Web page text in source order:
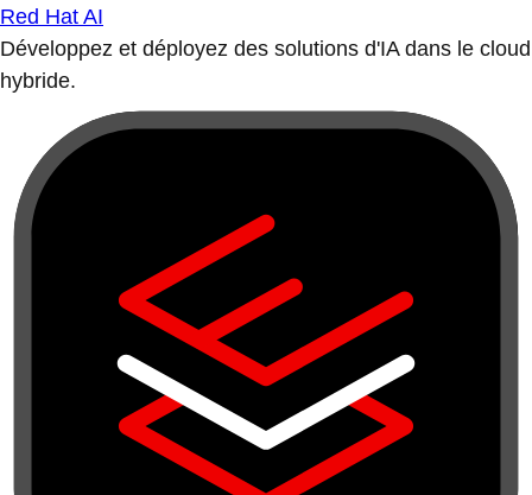
Red Hat AI
Développez et déployez des solutions d'IA dans le cloud
hybride.